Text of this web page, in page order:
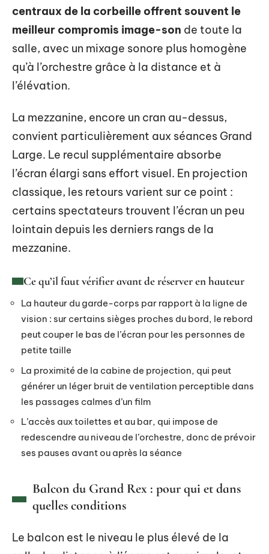
centraux de la corbeille offrent souvent le
meilleur compromis image-son de toute la
salle, avec un mixage sonore plus homogène
qu’à l’orchestre grâce à la distance et à
l’élévation.
La mezzanine, encore un cran au-dessus,
convient particulièrement aux séances Grand
Large. Le recul supplémentaire absorbe
l’écran élargi sans effort visuel. En projection
classique, les retours varient sur ce point :
certains spectateurs trouvent l’écran un peu
lointain depuis les derniers rangs de la
mezzanine.
Ce qu’il faut vérifier avant de réserver en hauteur
La hauteur du garde-corps par rapport à la ligne de
vision : sur certains sièges proches du bord, le rebord
peut couper le bas de l’écran pour les personnes de
petite taille
La proximité de la cabine de projection, qui peut
générer un léger bruit de ventilation perceptible dans
les passages calmes d’un film
L’accès aux toilettes et au bar, qui impose de
redescendre au niveau de l’orchestre, donc de prévoir
ses pauses avant ou après la séance
Balcon du Grand Rex : pour qui et dans
quelles conditions
Le balcon est le niveau le plus élevé de la